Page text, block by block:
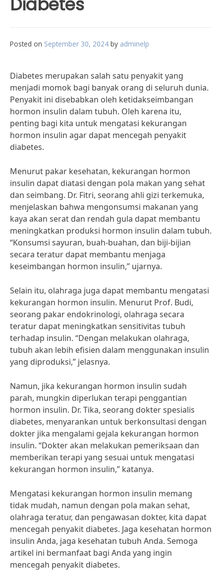
Posted on September 30, 2024 by adminelp
Diabetes merupakan salah satu penyakit yang
menjadi momok bagi banyak orang di seluruh dunia.
Penyakit ini disebabkan oleh ketidakseimbangan
hormon insulin dalam tubuh. Oleh karena itu,
penting bagi kita untuk mengatasi kekurangan
hormon insulin agar dapat mencegah penyakit
diabetes.
Menurut pakar kesehatan, kekurangan hormon
insulin dapat diatasi dengan pola makan yang sehat
dan seimbang. Dr. Fitri, seorang ahli gizi terkemuka,
menjelaskan bahwa mengonsumsi makanan yang
kaya akan serat dan rendah gula dapat membantu
meningkatkan produksi hormon insulin dalam tubuh.
“Konsumsi sayuran, buah-buahan, dan biji-bijian
secara teratur dapat membantu menjaga
keseimbangan hormon insulin,” ujarnya.
Selain itu, olahraga juga dapat membantu mengatasi
kekurangan hormon insulin. Menurut Prof. Budi,
seorang pakar endokrinologi, olahraga secara
teratur dapat meningkatkan sensitivitas tubuh
terhadap insulin. “Dengan melakukan olahraga,
tubuh akan lebih efisien dalam menggunakan insulin
yang diproduksi,” jelasnya.
Namun, jika kekurangan hormon insulin sudah
parah, mungkin diperlukan terapi penggantian
hormon insulin. Dr. Tika, seorang dokter spesialis
diabetes, menyarankan untuk berkonsultasi dengan
dokter jika mengalami gejala kekurangan hormon
insulin. “Dokter akan melakukan pemeriksaan dan
memberikan terapi yang sesuai untuk mengatasi
kekurangan hormon insulin,” katanya.
Mengatasi kekurangan hormon insulin memang
tidak mudah, namun dengan pola makan sehat,
olahraga teratur, dan pengawasan dokter, kita dapat
mencegah penyakit diabetes. Jaga kesehatan hormon
insulin Anda, jaga kesehatan tubuh Anda. Semoga
artikel ini bermanfaat bagi Anda yang ingin
mencegah penyakit diabetes.